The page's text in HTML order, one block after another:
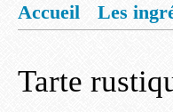
Accueil
Les
Tarte